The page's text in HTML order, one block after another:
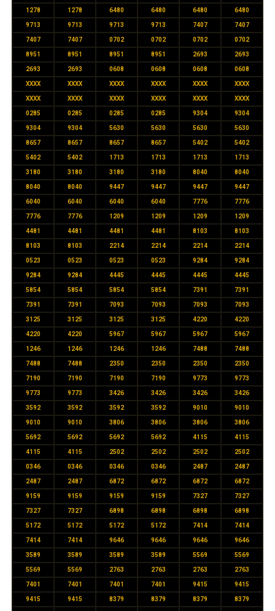
1278 1278 6480 6480 6480 6480
9713 9713 9713 9713 7407 7407
7407 7407 0702 0702 0702 0702
8951 8951 8951 8951 2693 2693
2693 2693 0608 0608 0608 0608
XXXX XXXX XXXX XXXX XXXX XXXX
XXXX XXXX XXXX XXXX XXXX XXXX
0285 0285 0285 0285 9304 9304
9304 9304 5630 5630 5630 5630
8657 8657 8657 8657 5402 5402
5402 5402 1713 1713 1713 1713
3180 3180 3180 3180 8040 8040
8040 8040 9447 9447 9447 9447
6040 6040 6040 6040 7776 7776
7776 7776 1209 1209 1209 1209
4481 4481 4481 4481 8103 8103
8103 8103 2214 2214 2214 2214
0523 0523 0523 0523 9284 9284
9284 9284 4445 4445 4445 4445
5854 5854 5854 5854 7391 7391
7391 7391 7093 7093 7093 7093
3125 3125 3125 3125 4220 4220
4220 4220 5967 5967 5967 5967
1246 1246 1246 1246 7488 7488
7488 7488 2350 2350 2350 2350
7190 7190 7190 7190 9773 9773
9773 9773 3426 3426 3426 3426
3592 3592 3592 3592 9010 9010
9010 9010 3806 3806 3806 3806
5692 5692 5692 5692 4115 4115
4115 4115 2502 2502 2502 2502
0346 0346 0346 0346 2487 2487
2487 2487 6872 6872 6872 6872
9159 9159 9159 9159 7327 7327
7327 7327 6898 6898 6898 6898
5172 5172 5172 5172 7414 7414
7414 7414 9646 9646 9646 9646
3589 3589 3589 3589 5569 5569
5569 5569 2763 2763 2763 2763
7401 7401 7401 7401 9415 9415
9415 9415 8379 8379 8379 8379